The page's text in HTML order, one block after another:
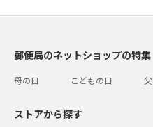
郵便局のネットショップの特
母の日 こどもの日
ストアから探す